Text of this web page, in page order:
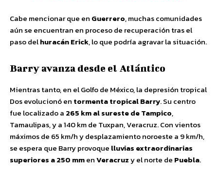
Cabe mencionar que en Guerrero, muchas comunidades
aún se encuentran en proceso de recuperación tras el
paso delhuracán Erick, lo que podría agravar la situación.
Barry avanza desde el Atlántico
Mientras tanto, en el Golfo de México, la depresión tropical
Dos evolucionó en tormenta tropical Barry. Su centro
fue localizado a 265 km al sureste de Tampico,
Tamaulipas, y a 140 km de Tuxpan, Veracruz. Con vientos
máximos de 65 km/h y desplazamiento noroeste a 9 km/h,
se espera que Barry provoque lluvias extraordinarias
superiores a 250 mmenVeracruzy el norte de Puebla.